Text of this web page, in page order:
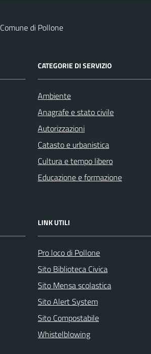
Comune di Pollone
CATEGORIE DI SERVIZIO
Ambiente
Anagrafe e stato civile
Autorizzazioni
Catasto e urbanistica
Cultura e tempo libero
Educazione e formazione
LINK UTILI
Pro loco di Pollone
Sito Biblioteca Civica
Sito Mensa scolastica
Sito Alert System
Sito Compostabile
Whistelblowing